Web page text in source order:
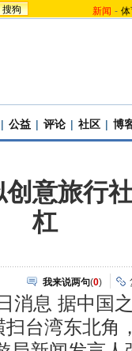
搜狗 新闻 -
| 公益 | 评论 | 社区 | 博
意旅行
杠
我来说两句(0)
息 据中国之
台湾东北角